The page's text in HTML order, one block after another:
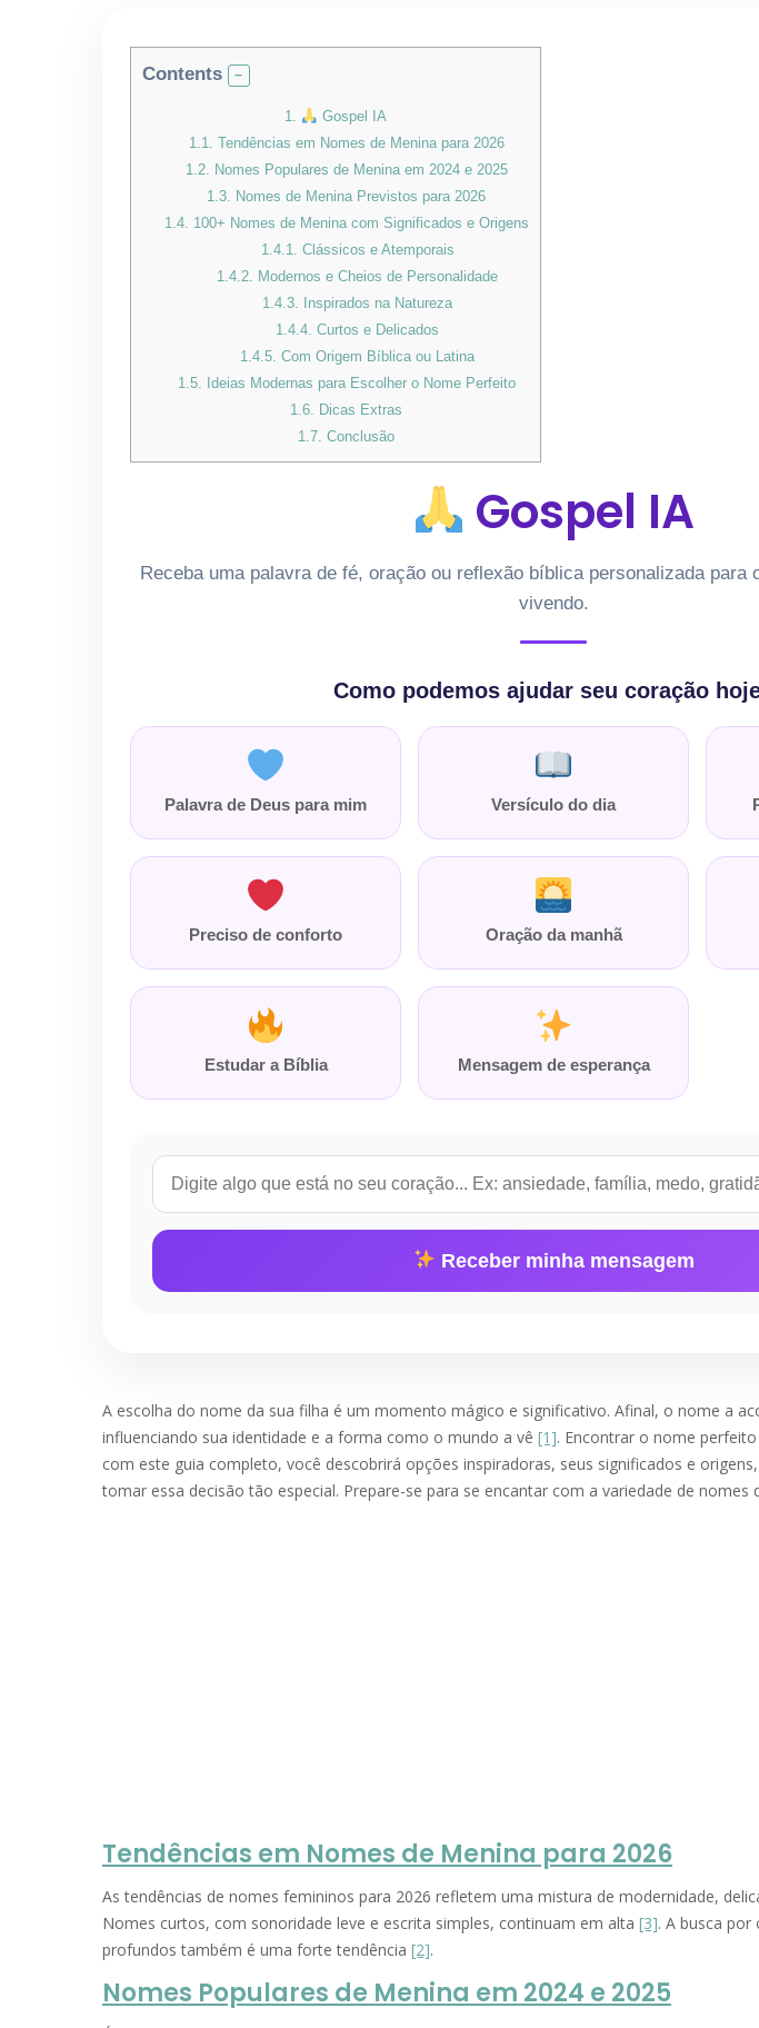
Contents
1.
Gospel IA
1.1. Tendências em Nomes de Menina para 2026
1.2. Nomes Populares de Menina em 2024 e 2025
1.3. Nomes de Menina Previstos para 2026
1.4. 100+ Nomes de Menina com Significados e Origens
1.4.1. Clássicos e Atemporais
1.4.2. Modernos e Cheios de Personalidade
1.4.3. Inspirados na Natureza
1.4.4. Curtos e Delicados
1.4.5. Com Origem Bíblica ou Latina
1.5. Ideias Modernas para Escolher o Nome Perfeito
1.6. Dicas Extras
1.7. Conclusão
Gospel IA
Receba uma palavra de fé, oração ou reflexão bíblica personalizada para
vivendo.
Como podemos ajudar seu coração
Palavra de Deus para mim Versículo do dia
Preciso de conforto Oração da manhã
Estudar a Bíblia Mensagem de esperança
Receber minha mensagem
A escolha do nome da sua filha é um momento mágico e significativo. Afinal, o nome a
influenciando sua identidade e a forma como o mundo a vê [1]. Encontrar o nome
com este guia completo, você descobrirá opções inspiradoras, seus significados e
tomar essa decisão tão especial. Prepare-se para se encantar com a variedade de nomes
Tendências em Nomes de Menina para 2026
As tendências de nomes femininos para 2026 refletem uma mistura de modernidade,
Nomes curtos, com sonoridade leve e escrita simples, continuam em alta [3]. A busca por
profundos também é uma forte tendência [2].
Nomes Populares de Menina em 2024 e 2025